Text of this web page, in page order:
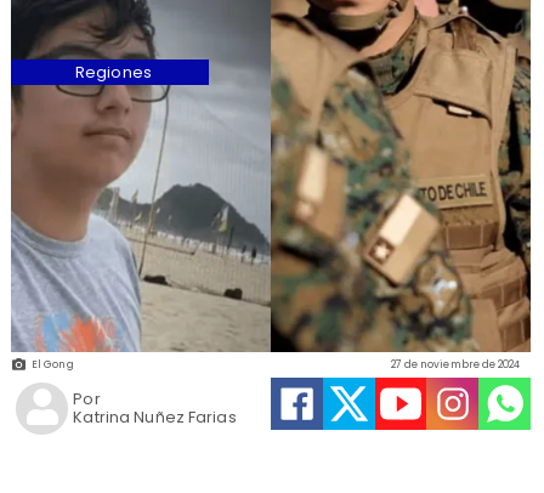
El Gong
Katrina Nuñez Farias
27 de noviembre de 2024
Regiones
Por